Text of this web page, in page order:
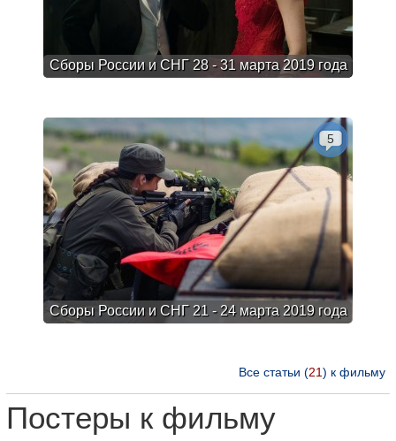
Сборы России и СНГ 28 - 31 марта 2019 года
Сборы России и СНГ 21 - 24 марта 2019 года
5
Все статьи (21) к фильму
Постеры к фильму